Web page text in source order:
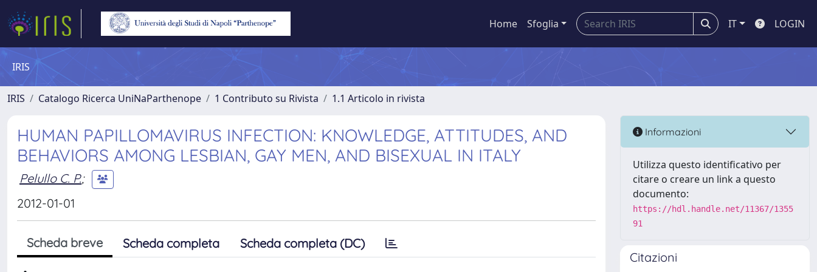
Home Sfoglia IT LOGIN
IRIS
IRIS Catalogo Ricerca UniNaParthenope 1 Contributo su Rivista 1.1 Articolo in rivista
HUMAN PAPILLOMAVIRUS INFECTION: KNOWLEDGE, ATTITUDES, AND
BEHAVIORS AMONG LESBIAN, GAY MEN, AND BISEXUAL IN ITALY
Pelullo C. P.;
2012-01-01
Scheda breve Scheda completa Scheda completa (DC)
Informazioni
Utilizza questo identificativo per
citare o creare un link a questo
documento:
https://hdl.handle.net/11367/1355
91
Citazioni